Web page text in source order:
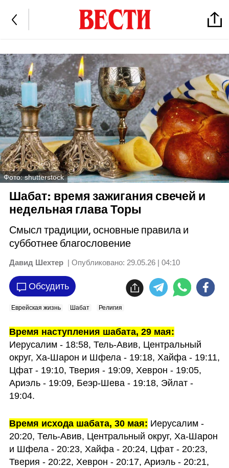
Фото: shutterstock
Шабат: время зажигания свечей и
недельная глава Торы
Смысл традиции, основные правила и
субботнее благословение
Давид Шехтер | Опубликовано: 29.05.26 | 04:10
Обсудить
Еврейская жизнь Шабат Религия
Время наступления шабата, 29 мая:
Иерусалим - 18:58, Тель-Авив, Центральный
округ, Ха-Шарон и Шфела - 19:18, Хайфа - 19:11,
Цфат - 19:10, Тверия - 19:09, Хеврон - 19:05,
Ариэль - 19:09, Беэр-Шева - 19:18, Эйлат -
19:04.
Время исхода шабата, 30 мая: Иерусалим -
20:20, Тель-Авив, Центральный округ, Ха-Шарон
и Шфела - 20:23, Хайфа - 20:24, Цфат - 20:23,
Тверия - 20:22, Хеврон - 20:17, Ариэль - 20:21,